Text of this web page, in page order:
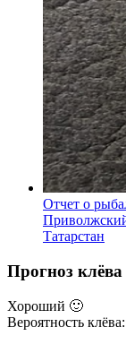
Отчет о
Татарстан
Прогноз клёва
Хороший 🙂
Вероятность